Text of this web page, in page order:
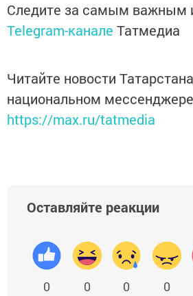
Следите за самым важным
Telegram-канале Татмедиа
Читайте новости
национальном
https://max.ru/tatmedia
Оставляйте реакции
0 0 0 0